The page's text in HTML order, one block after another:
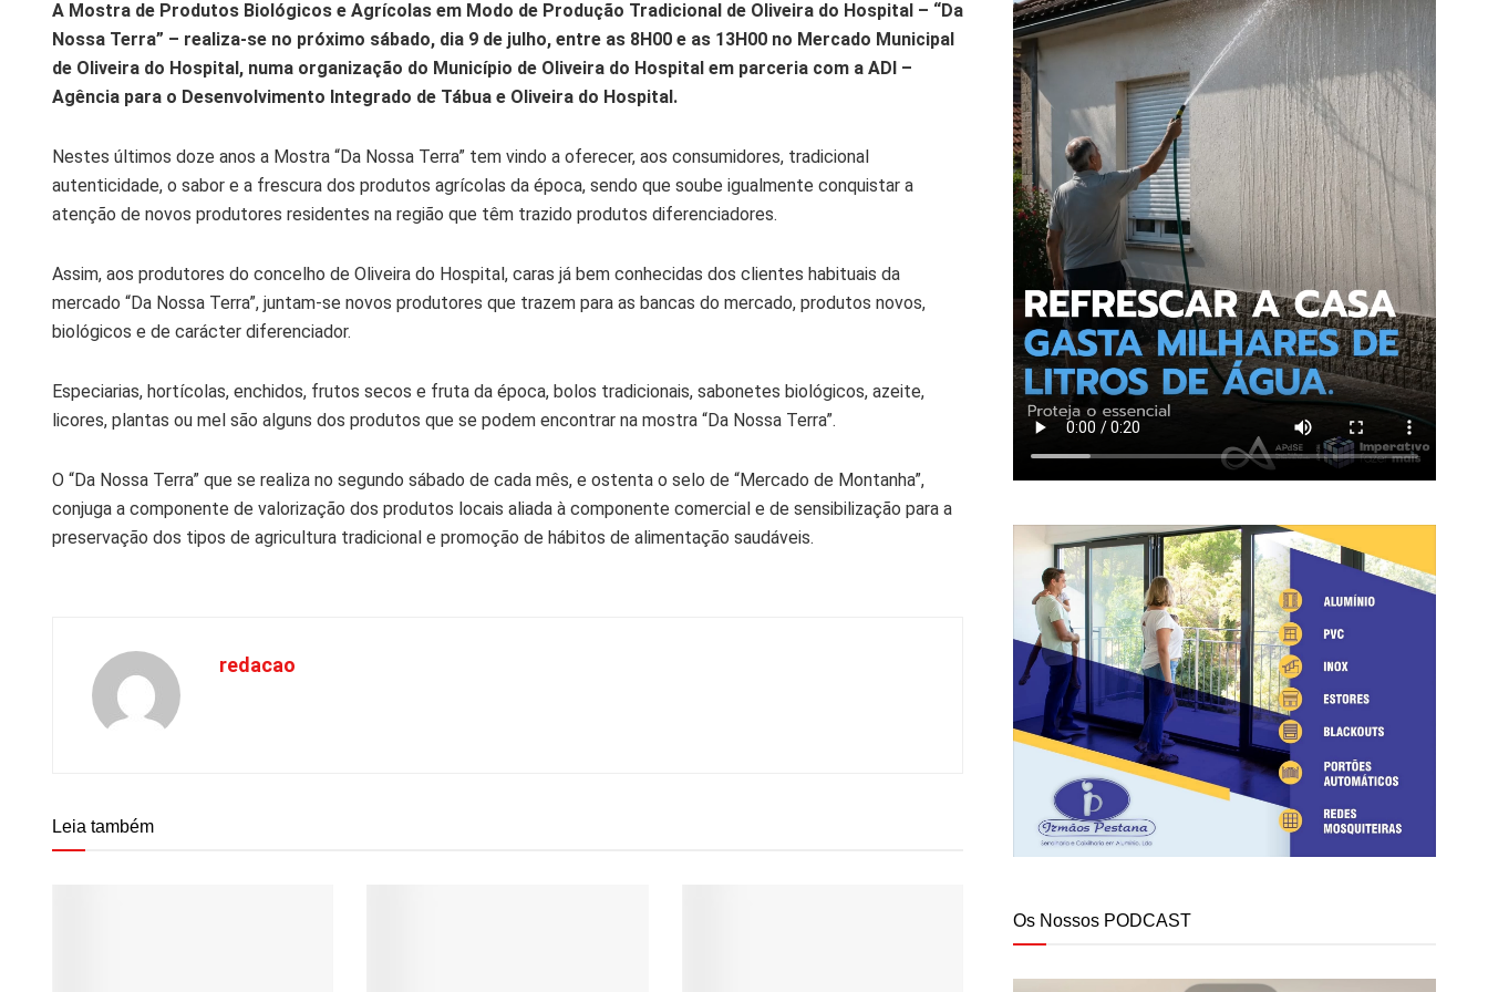
A Mostra de Produtos Biológicos e Agrícolas em Modo de Produção Tradicional de Oliveira do Hospital – “Da
Nossa Terra” – realiza-se no próximo sábado, dia 9 de julho, entre as 8H00 e as 13H00 no Mercado Municipal
de Oliveira do Hospital, numa organização do Município de Oliveira do Hospital em parceria com a ADI –
Agência para o Desenvolvimento Integrado de Tábua e Oliveira do Hospital.
Nestes últimos doze anos a Mostra “Da Nossa Terra” tem vindo a oferecer, aos consumidores, tradicional
autenticidade, o sabor e a frescura dos produtos agrícolas da época, sendo que soube igualmente conquistar a
atenção de novos produtores residentes na região que têm trazido produtos diferenciadores.
Assim, aos produtores do concelho de Oliveira do Hospital, caras já bem conhecidas dos clientes habituais da
mercado “Da Nossa Terra”, juntam-se novos produtores que trazem para as bancas do mercado, produtos novos,
biológicos e de carácter diferenciador.
Especiarias, hortícolas, enchidos, frutos secos e fruta da época, bolos tradicionais, sabonetes biológicos, azeite,
licores, plantas ou mel são alguns dos produtos que se podem encontrar na mostra “Da Nossa Terra”.
O “Da Nossa Terra” que se realiza no segundo sábado de cada mês, e ostenta o selo de “Mercado de Montanha”,
conjuga a componente de valorização dos produtos locais aliada à componente comercial e de sensibilização para a
preservação dos tipos de agricultura tradicional e promoção de hábitos de alimentação saudáveis.
redacao
Leia também
Os Nossos PODCAST